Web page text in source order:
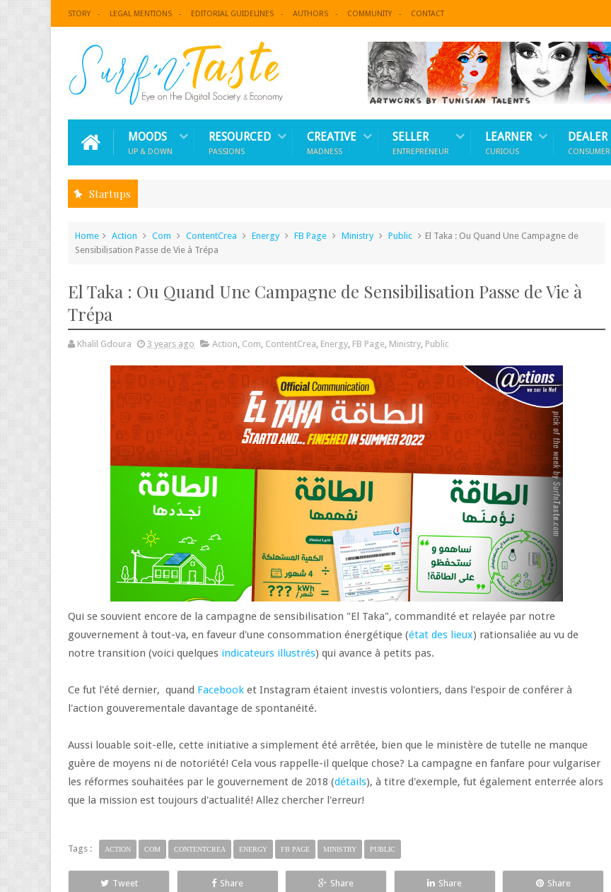
STORY LEGAL MENTIONS EDITORIAL GUIDELINES AUTHORS COMMUNITY CONTACT
MOODS
UP & DOWN
RESOURCED
PASSIONS
CREATIVE
MADNESS
SELLER
ENTREPRENEUR
LEARNER
CURIOUS
DEALER
CONSUMER
Startups
Home Action Com ContentCrea Energy FB Page Ministry Public
El Taka : Ou Quand Une Campagne de
Sensibilisation Passe de Vie à Trépa
El Taka : Ou Quand Une Campagne de Sensibilisation Passe de Vie à
Trépa
Khalil Gdoura 3 years ago Action, Com, ContentCrea, Energy, FB Page, Ministry, Public
Qui se souvient encore de la campagne de sensibilisation "El Taka", commandité et relayée par notre
gouvernement à tout-va, en faveur d'une consommation énergétique (état des lieux) rationsaliée au vu de
notre transition (voici quelques indicateurs illustrés) qui avance à petits pas.
Ce fut l'été dernier, quand Facebook et Instagram étaient investis volontiers, dans l'espoir de conférer à
l'action gouverementale davantage de spontanéité.
Aussi louable soit-elle, cette initiative a simplement été arrêtée, bien que le ministère de tutelle ne manque
guère de moyens ni de notoriété! Cela vous rappelle-il quelque chose? La campagne en fanfare pour vulgariser
les réformes souhaitées par le gouvernement de 2018 (détails), à titre d'exemple, fut également enterrée alors
que la mission est toujours d'actualité! Allez chercher l'erreur!
Tags : ACTION COM CONTENTCREA ENERGY FB PAGE MINISTRY PUBLIC
Tweet Share Share Share Share